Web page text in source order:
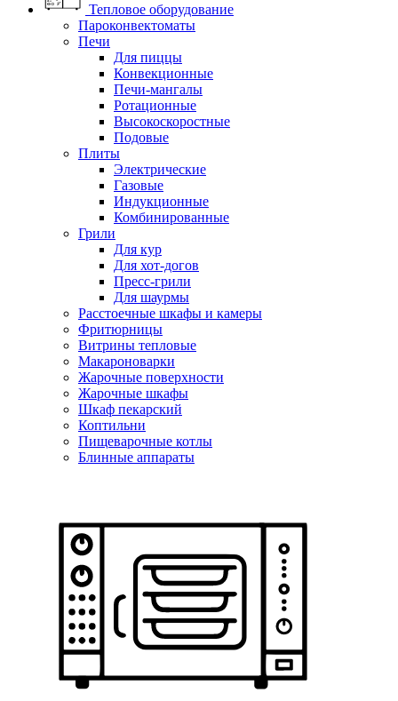
Тепловое оборудование
Пароконвектоматы
Печи
Для пиццы
Конвекционные
Печи-мангалы
Ротационные
Высокоскоростные
Подовые
Плиты
Электрические
Газовые
Индукционные
Комбинированные
Грили
Для кур
Для хот-догов
Пресс-грили
Для шаурмы
Расстоечные шкафы и камеры
Фритюрницы
Витрины тепловые
Макароноварки
Жарочные поверхности
Жарочные шкафы
Шкаф пекарский
Коптильни
Пищеварочные котлы
Блинные аппараты